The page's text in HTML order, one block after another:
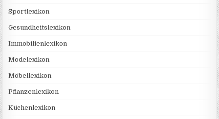
Sportlexikon
Gesundheitslexikon
Immobilienlexikon
Modelexikon
Möbellexikon
Pflanzenlexikon
Küchenlexikon